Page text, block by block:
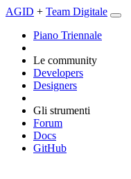
AGID + Team Digitale
Piano Triennale
Le community
Developers
Designers
Gli strumenti
Forum
Docs
GitHub